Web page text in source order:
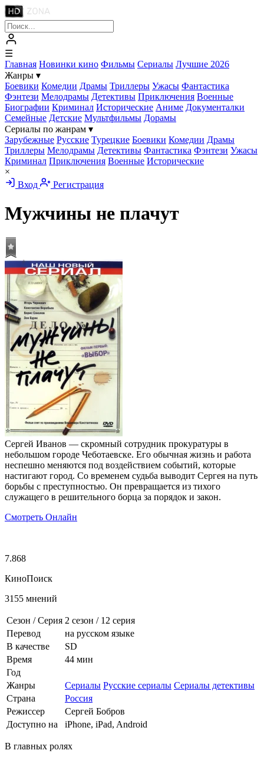
☰
Главная Новинки кино Фильмы Сериалы Лучшие 2026
Жанры ▾
Боевики Комедии Драмы Триллеры Ужасы Фантастика
Фэнтези Мелодрамы Детективы Приключения Военные
Биографии Криминал Исторические Аниме Документалки
Семейные Детские Мультфильмы Дорамы
Сериалы по жанрам ▾
Зарубежные Русские Турецкие Боевики Комедии Драмы
Триллеры Мелодрамы Детективы Фантастика Фэнтези Ужасы
Криминал Приключения Военные Исторические
×
Вход
Регистрация
Мужчины не плачут
Сергей Иванов — скромный сотрудник прокуратуры в
небольшом городе Чеботаевске. Его обычная жизнь и работа
неспешно меняются под воздействием событий, которые
настигают город. Со временем судьба выводит Сергея на путь
борьбы с преступностью. Он превращается из тихого
служащего в решительного борца за порядок и закон.
Смотреть Онлайн
7.868
КиноПоиск
3155 мнений
Сезон / Серия 2 сезон / 12 серия
Перевод
на русском языке
В качестве
SD
Время
44 мин
Год
Жанры
Сериалы Русские сериалы Сериалы детективы
Страна
Россия
Режиссер
Сергей Бобров
Доступно на
iPhone, iPad, Android
В главных ролях